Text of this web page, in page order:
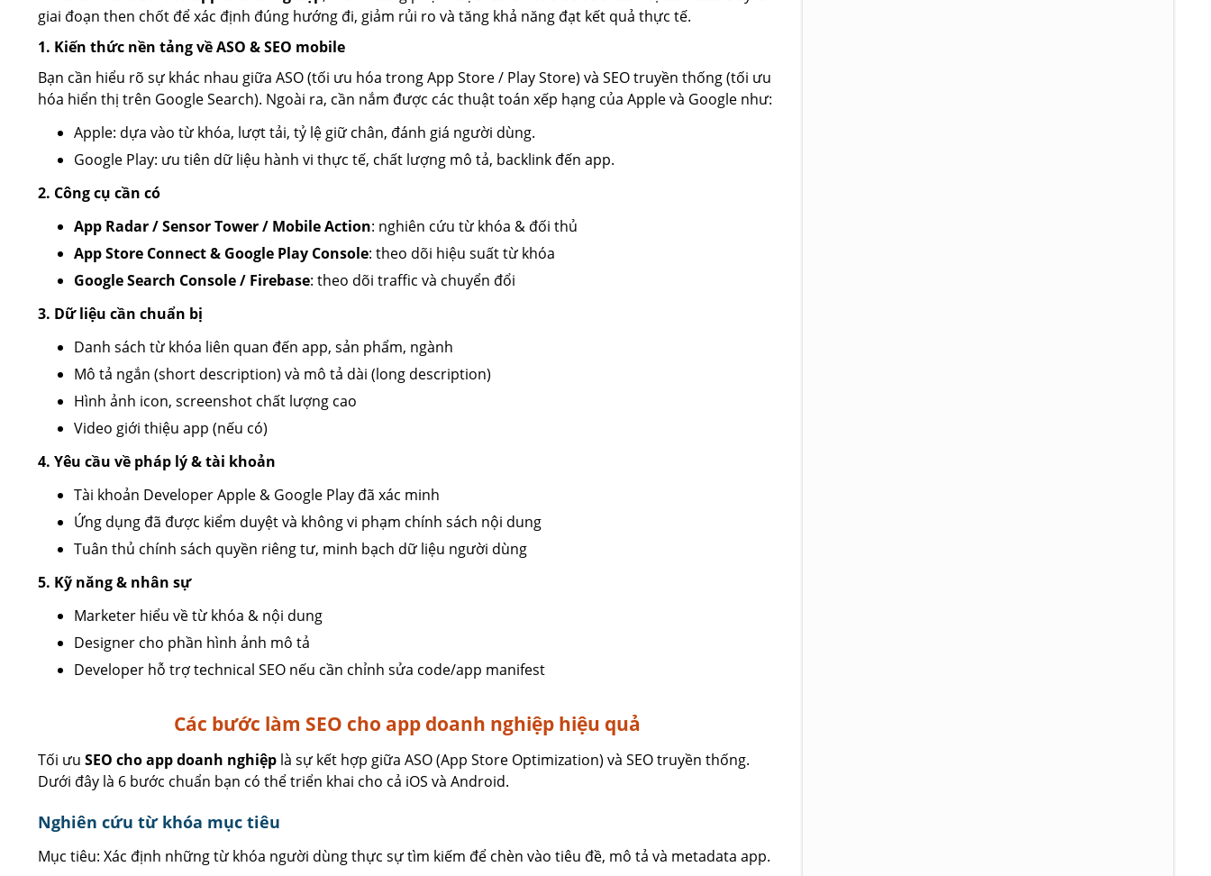
giai đoạn then chốt để xác định đúng hướng đi, giảm rủi ro và tăng khả năng đạt kết quả thực tế.
1. Kiến thức nền tảng về ASO & SEO mobile
Bạn cần hiểu rõ sự khác nhau giữa ASO (tối ưu hóa trong App Store / Play Store) và SEO truyền thống (tối ưu
hóa hiển thị trên Google Search). Ngoài ra, cần nắm được các thuật toán xếp hạng của Apple và Google như:
Apple: dựa vào từ khóa, lượt tải, tỷ lệ giữ chân, đánh giá người dùng.
Google Play: ưu tiên dữ liệu hành vi thực tế, chất lượng mô tả, backlink đến app.
2. Công cụ cần có
App Radar / Sensor Tower / Mobile Action: nghiên cứu từ khóa & đối thủ
App Store Connect & Google Play Console: theo dõi hiệu suất từ khóa
Google Search Console / Firebase: theo dõi traffic và chuyển đổi
3. Dữ liệu cần chuẩn bị
Danh sách từ khóa liên quan đến app, sản phẩm, ngành
Mô tả ngắn (short description) và mô tả dài (long description)
Hình ảnh icon, screenshot chất lượng cao
Video giới thiệu app (nếu có)
4. Yêu cầu về pháp lý & tài khoản
Tài khoản Developer Apple & Google Play đã xác minh
Ứng dụng đã được kiểm duyệt và không vi phạm chính sách nội dung
Tuân thủ chính sách quyền riêng tư, minh bạch dữ liệu người dùng
5. Kỹ năng & nhân sự
Marketer hiểu về từ khóa & nội dung
Designer cho phần hình ảnh mô tả
Developer hỗ trợ technical SEO nếu cần chỉnh sửa code/app manifest
Các bước làm SEO cho app doanh nghiệp hiệu quả
Tối ưu SEO cho app doanh nghiệp là sự kết hợp giữa ASO (App Store Optimization) và SEO truyền thống.
Dưới đây là 6 bước chuẩn bạn có thể triển khai cho cả iOS và Android.
Nghiên cứu từ khóa mục tiêu
Mục tiêu: Xác định những từ khóa người dùng thực sự tìm kiếm để chèn vào tiêu đề, mô tả và metadata app.